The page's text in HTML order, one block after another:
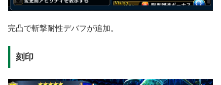
完凸で斬撃耐性デバフが追加。
刻印